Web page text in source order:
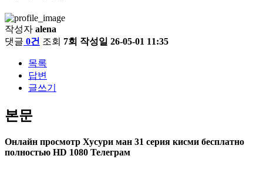
작성자 alena
댓글 0건 조회 7회 작성일 26-05-01 11:35
목록
답변
글쓰기
본문
Онлайн просмотр Хусури ман 31 серия кисми бесплатно
полностью HD 1080 Телеграм